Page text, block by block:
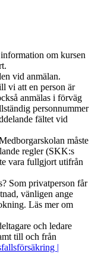
om kursen
vid anmälan.
vi att en person är
anmälas i förväg
personnummer
fältet vid
måste
regler (SKK:s
vara fullgjort utifrån
Som privatperson får
vänligen ange
Läs mer om
och ledare
till och från
|